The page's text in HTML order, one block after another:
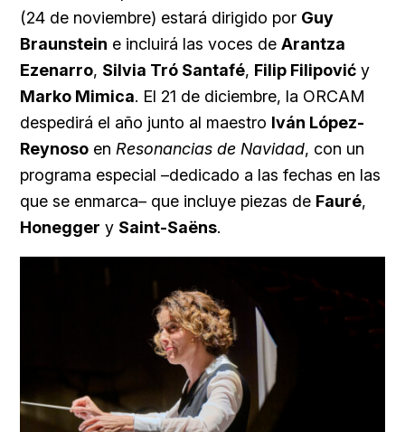
(24 de noviembre) estará dirigido por Guy
Braunstein e incluirá las voces de Arantza
Ezenarro, Silvia Tró Santafé, Filip Filipović y
Marko Mimica. El 21 de diciembre, la ORCAM
despedirá el año junto al maestro Iván López-
Reynoso en Resonancias de Navidad, con un
programa especial –dedicado a las fechas en las
que se enmarca– que incluye piezas de Fauré,
Honegger y Saint-Saëns.